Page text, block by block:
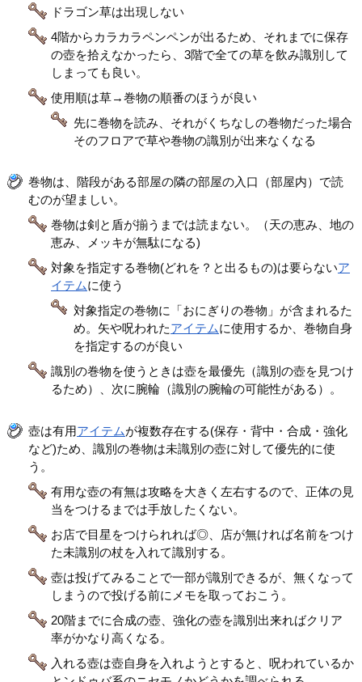
ドラゴン草は出現しない
4階からカラカラペンペンが出るため、それまでに保存
の壺を拾えなかったら、3階で全ての草を飲み識別して
しまっても良い。
使用順は草→巻物の順番のほうが良い
先に巻物を読み、それがくちなしの巻物だった場合
そのフロアで草や巻物の識別が出来なくなる
巻物は、階段がある部屋の隣の部屋の入口（部屋内）で読
むのが望ましい。
巻物は剣と盾が揃うまでは読まない。（天の恵み、地の
恵み、メッキが無駄になる)
対象を指定する巻物(どれを？と出るもの)は要らないア
イテムに使う
対象指定の巻物に「おにぎりの巻物」が含まれるた
め。矢や呪われたアイテムに使用するか、巻物自身
を指定するのが良い
識別の巻物を使うときは壺を最優先（識別の壺を見つけ
るため）、次に腕輪（識別の腕輪の可能性がある）。
壺は有用アイテムが複数存在する(保存・背中・合成・強化
など)ため、識別の巻物は未識別の壺に対して優先的に使
う。
有用な壺の有無は攻略を大きく左右するので、正体の見
当をつけるまでは手放したくない。
お店で目星をつけられれば◎、店が無ければ名前をつけ
た未識別の杖を入れて識別する。
壺は投げてみることで一部が識別できるが、無くなって
しまうので投げる前にメモを取っておこう。
20階までに合成の壺、強化の壺を識別出来ればクリア
率がかなり高くなる。
入れる壺は壺自身を入れようとすると、呪われているか